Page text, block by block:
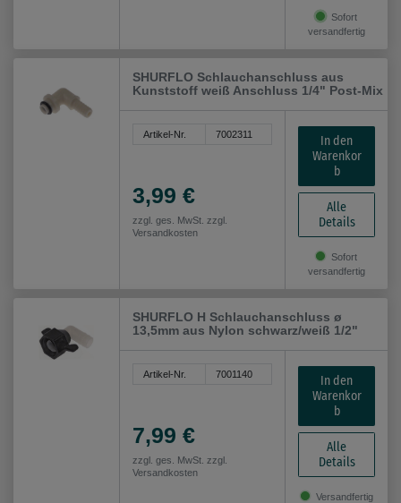
Sofort
versandfertig
SHURFLO Schlauchanschluss aus
Kunststoff weiß Anschluss 1/4" Post-Mix
Artikel-Nr. 7002311
3,99 €
zzgl. ges. MwSt. zzgl.
Versandkosten
In den
Warenkor
b
Alle
Details
Sofort
versandfertig
SHURFLO H Schlauchanschluss ø
13,5mm aus Nylon schwarz/weiß 1/2"
Artikel-Nr. 7001140
7,99 €
zzgl. ges. MwSt. zzgl.
Versandkosten
In den
Warenkor
b
Alle
Details
Versandfertig